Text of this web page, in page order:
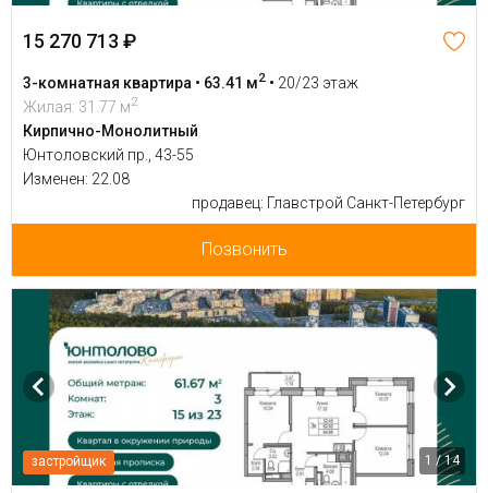
15 270 713 ₽
3-комнатная квартира • 63.41 м2 • 20/23 этаж
Жилая: 31.77 м2
Кирпично-Монолитный
Юнтоловский пр., 43-55
Изменен: 22.08
продавец: Главстрой Санкт-Петербург
Позвонить
застройщик 1 / 14